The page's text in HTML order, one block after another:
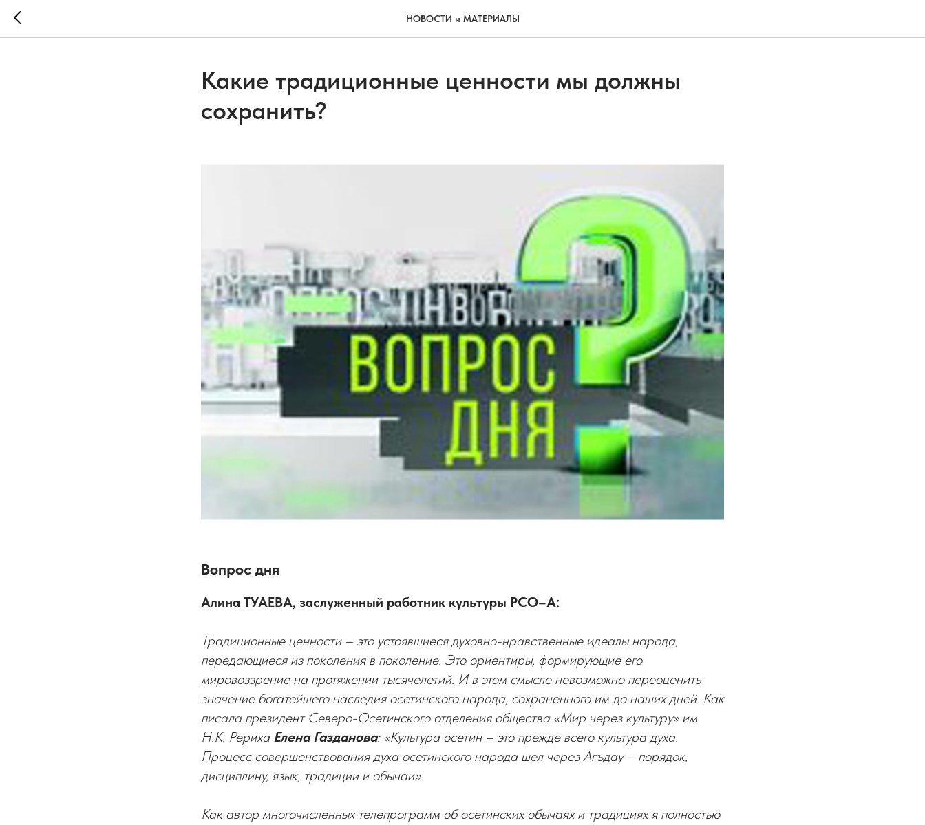
НОВОСТИ и МАТЕРИАЛЫ
Какие традиционные ценности мы должны
сохранить?
Вопрос дня
Алина ТУАЕВА, заслуженный работник культуры РСО–А:
Традиционные ценности – это устоявшиеся духовно-нравственные идеалы народа,
передающиеся из поколения в поколение. Это ориентиры, формирующие его
мировоззрение на протяжении тысячелетий. И в этом смысле невозможно переоценить
значение богатейшего наследия осетинского народа, сохраненного им до наших дней. Как
писала президент Северо-Осетинского отделения общества «Мир через культуру» им.
Н.К. Рериха Елена Газданова: «Культура осетин – это прежде всего культура духа.
Процесс совершенствования духа осетинского народа шел через Агъдау – порядок,
дисциплину, язык, традиции и обычаи».
Как автор многочисленных телепрограмм об осетинских обычаях и традициях я полностью